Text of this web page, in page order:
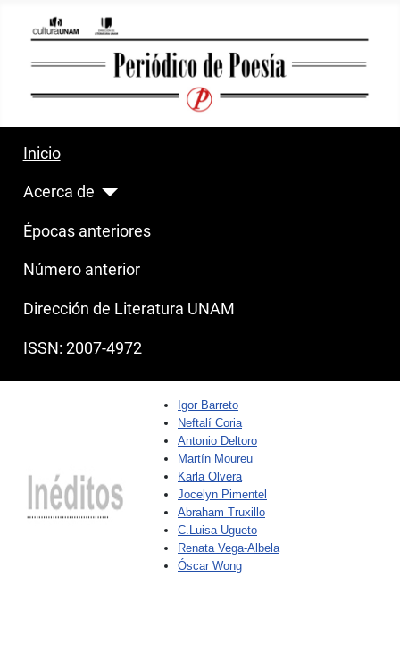
Inicio
Acerca de
Épocas anteriores
Número anterior
Dirección de Literatura UNAM
ISSN: 2007-4972
Igor Barreto
Neftalí Coria
Antonio Deltoro
Martín Moureu
Karla Olvera
Jocelyn Pimentel
Abraham Truxillo
C.Luisa Ugueto
Renata Vega-Albela
Óscar Wong